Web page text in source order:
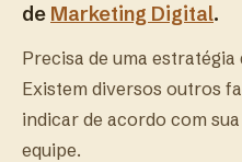
de Marketing Digital.
Precisa de uma estratégia
Existem diversos outros
indicar de acordo com
equipe.